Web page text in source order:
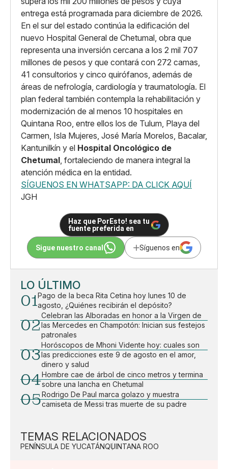
entrega está programada para diciembre de 2026.
En el sur del estado continúa la edificación del
nuevo Hospital General de Chetumal, obra que
representa una inversión cercana a los 2 mil 707
millones de pesos y que contará con 272 camas,
41 consultorios y cinco quirófanos, además de
áreas de nefrología, cardiología y traumatología. El
plan federal también contempla la rehabilitación y
modernización de al menos 10 hospitales en
Quintana Roo, entre ellos los de Tulum, Playa del
Carmen, Isla Mujeres, José María Morelos, Bacalar,
Kantunilkín y el Hospital Oncológico de
Chetumal, fortaleciendo de manera integral la
atención médica en la entidad.
SÍGUENOS EN WHATSAPP: DA CLICK AQUÍ
JGH
Haz que PorEsto! sea tu
fuente preferida en
Sigue nuestro canal Síguenos en
LO ÚLTIMO
01Pago de la beca Rita Cetina hoy lunes 10 de
agosto, ¿Quiénes recibirán el depósito?
02
Celebran las Alboradas en honor a la Virgen de
las Mercedes en Champotón: Inician sus festejos
patronales
03
Horóscopos de Mhoni Vidente hoy: cuales son
las predicciones este 9 de agosto en el amor,
dinero y salud
04Hombre cae de árbol de cinco metros y termina
sobre una lancha en Chetumal
05Rodrigo De Paul marca golazo y muestra
camiseta de Messi tras muerte de su padre
TEMAS RELACIONADOS
PENÍNSULA DE YUCATÁNQUINTANA ROO